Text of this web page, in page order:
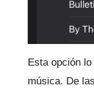
Esta opción
música. De